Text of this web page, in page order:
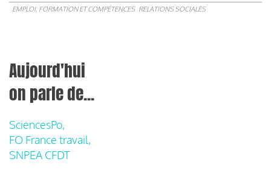
EMPLOI, FORMATION ET COMPÉTENCES RELATIONS SOCIALES
Aujourd'hui
on parle de...
SciencesPo,
FO France travail,
SNPEA CFDT